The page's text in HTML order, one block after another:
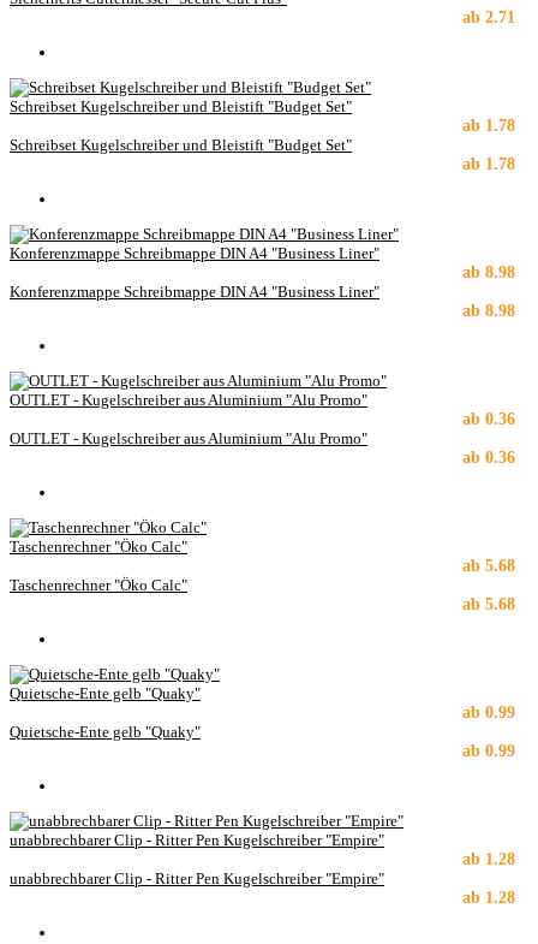
ab 2.71
Schreibset Kugelschreiber und Bleistift "Budget Set"
ab 1.78
Schreibset Kugelschreiber und Bleistift "Budget Set"
ab 1.78
Konferenzmappe Schreibmappe DIN A4 "Business Liner"
ab 8.98
Konferenzmappe Schreibmappe DIN A4 "Business Liner"
ab 8.98
OUTLET - Kugelschreiber aus Aluminium "Alu Promo"
ab 0.36
OUTLET - Kugelschreiber aus Aluminium "Alu Promo"
ab 0.36
Taschenrechner "Öko Calc"
ab 5.68
Taschenrechner "Öko Calc"
ab 5.68
Quietsche-Ente gelb "Quaky"
ab 0.99
Quietsche-Ente gelb "Quaky"
ab 0.99
unabbrechbarer Clip - Ritter Pen Kugelschreiber "Empire"
ab 1.28
unabbrechbarer Clip - Ritter Pen Kugelschreiber "Empire"
ab 1.28